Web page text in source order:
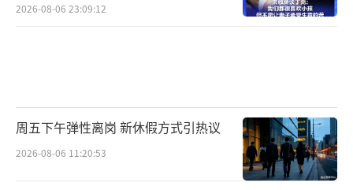
2026-08-06 23:09:12
周五下午弹性离岗 新休假方式引热议
2026-08-06 11:20:53